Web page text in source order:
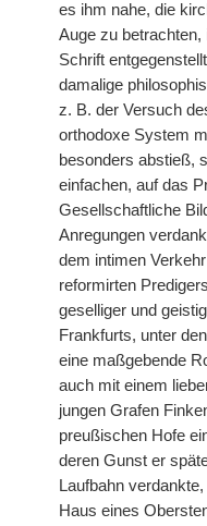
es ihm nahe, die
Auge zu betrachten,
Schrift
damalige
z. B. der Versuch
orthodoxe System
besonders abstieß,
einfachen, auf das
Gesellschaftliche
Anregungen
dem intimen
reformirten
geselliger und
Frankfurts, unter
eine maßgebende
auch mit einem
jungen Grafen
preußischen Hofe
deren Gunst er
Laufbahn
Haus eines